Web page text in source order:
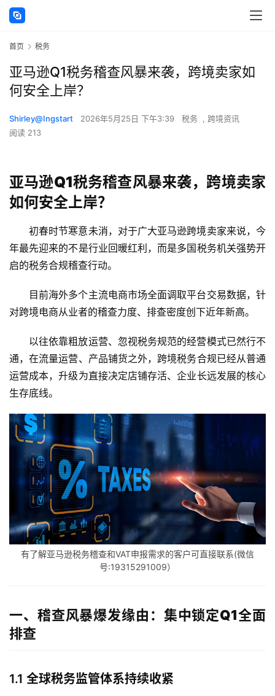
首页 税务
亚马逊Q1税务稽查风暴来袭，跨境卖家如
何安全上岸？
Shirley@Ingstart 2026年5月25日 下午3:39 税务 , 跨境资讯
阅读 213
亚马逊Q1税务稽查风暴来袭，跨境卖家
如何安全上岸？
初春时节寒意未消，对于广大亚马逊跨境卖家来说，今
年最先迎来的不是行业回暖红利，而是多国税务机关强势开
启的税务合规稽查行动。
目前海外多个主流电商市场全面调取平台交易数据，针
对跨境电商从业者的稽查力度、排查密度创下近年新高。
以往依靠粗放运营、忽视税务规范的经营模式已然行不
通，在流量运营、产品铺货之外， 跨境税务合规已经从普通
运营成本，升级为直接决定店铺存活、企业长远发展的核心
生存底线。
有了解亚马逊税务稽查和VAT申报需求的客户可直接联系(微信
号:19315291009）
一、稽查风暴爆发缘由：集中锁定Q1全面
排查
1.1 全球税务监管体系持续收紧